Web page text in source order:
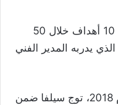
وفي الموسم الماضي، سجل سيلفا 10 أهداف خلال 50
يدربه المدير الفني
وقبل اعتزاله اللعب الدولي في عام 2018، توج سيلفا ضمن